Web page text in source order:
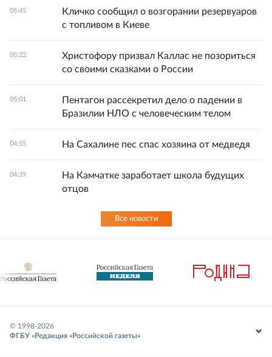
05:45
Кличко сообщил о возгорании резервуаров
с топливом в Киеве
05:22
Христофору призвал Каллас не позориться
со своими сказками о России
05:01
Пентагон рассекретил дело о падении в
Бразилии НЛО с человеческим телом
04:55 На Сахалине пес спас хозяина от медведя
04:39
На Камчатке заработает школа будущих
отцов
Все новости
© 1998-2026
ФГБУ «Редакция «Российской газеты»